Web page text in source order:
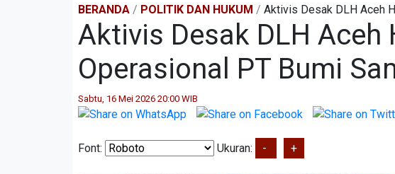
BERANDA / POLITIK DAN HUKUM / Aktivis Desak DLH Aceh
Aktivis Desak DLH Aceh
Operasional PT Bumi
Sabtu, 16 Mei 2026 20:00 WIB
Font: Ukuran: - +